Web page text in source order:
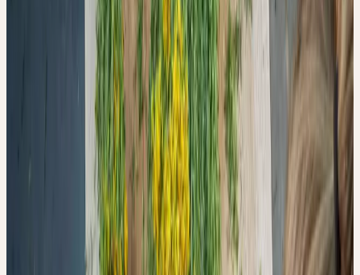
DER TINKTUR
ENTSCHEIDET
·
10. April 2026
Was bei der Herstellung homöopathischer Urtinkturen in den
ersten Minuten passiert — und warum 30 Minuten Luftkontakt die
antioxidative Aktivität um bis zu 44 % reduzieren können.
Barmaverain D, Hasler S, Kalbermatten C, Plath
M, Kalbermatten R. Processes, 2022
Studiendesign:
Analytische Laboruntersuchung